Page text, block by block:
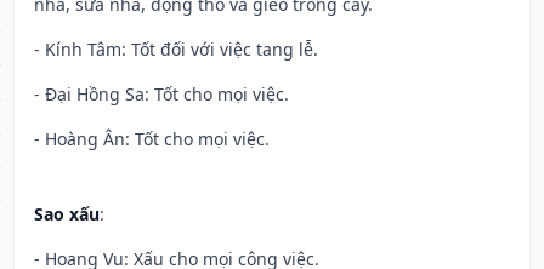
- Kính Tâm: Tốt đối với việc tang lễ.
- Đại Hồng Sa: Tốt cho mọi việc.
- Hoàng Ân: Tốt cho mọi việc.
Sao xấu:
- Hoang Vu: Xấu cho mọi công việc.